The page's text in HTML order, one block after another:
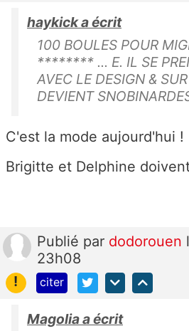
haykick a écrit
100 BOULES POUR
******** ... E. IL SE
AVEC LE DESIGN &
DEVIENT
C'est la mode aujourd'hui !
Brigitte et Delphine
Publié par dodorouen
23h08
!
citer
Magolia a écrit